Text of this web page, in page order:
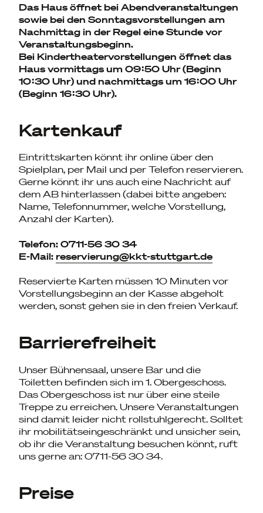
Das Haus öffnet bei Abendveranstaltungen
sowie bei den Sonntagsvorstellungen am
Nachmittag in der Regel eine Stunde vor
Veranstaltungsbeginn.
Bei Kindertheatervorstellungen öffnet das
Haus vormittags um 09:50 Uhr (Beginn
10:30 Uhr) und nachmittags um 16:00 Uhr
(Beginn 16:30 Uhr).
Kartenkauf
Eintrittskarten könnt ihr online über den
Spielplan, per Mail und per Telefon reservieren.
Gerne könnt ihr uns auch eine Nachricht auf
dem AB hinterlassen (dabei bitte angeben:
Name, Telefonnummer, welche Vorstellung,
Anzahl der Karten).
Telefon: 0711-56 30 34
E-Mail: reservierung@kkt-stuttgart.de
Reservierte Karten müssen 10 Minuten vor
Vorstellungsbeginn an der Kasse abgeholt
werden, sonst gehen sie in den freien Verkauf.
Barrierefreiheit
Unser Bühnensaal, unsere Bar und die
Toiletten befinden sich im 1. Obergeschoss.
Das Obergeschoss ist nur über eine steile
Treppe zu erreichen. Unsere Veranstaltungen
sind damit leider nicht rollstuhlgerecht. Solltet
ihr mobilitätseingeschränkt und unsicher sein,
ob ihr die Veranstaltung besuchen könnt, ruft
uns gerne an: 0711-56 30 34.
Preise